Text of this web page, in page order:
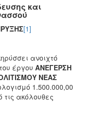
και
[1]
ανοιχτό
έργου ΑΝΕΓΕΡΣΗ
ΝΕΑΣ
1.500.000,00
τις ακόλουθες